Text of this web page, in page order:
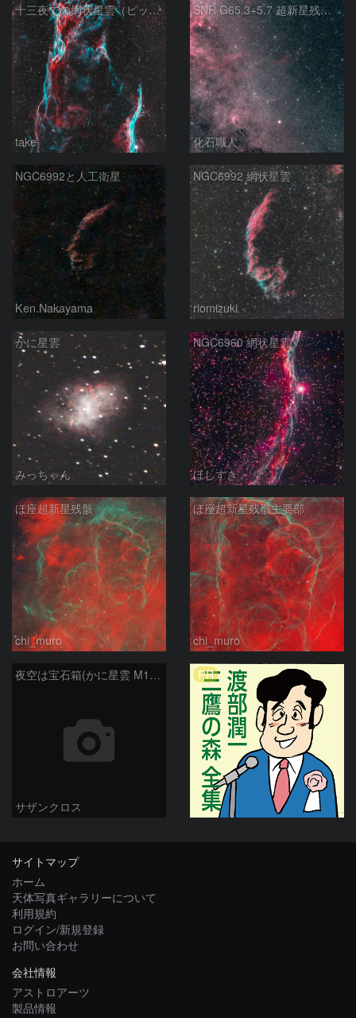
十三夜での網状星雲（ピッカリングの三角）
take
SNR G65.3+5.7 超新星残骸 アルビレオ周辺 はくちょう座
化石職人
NGC6992と人工衛星
Ken.Nakayama
NGC6992 網状星雲
riomizuki
かに星雲
みっちゃん
NGC6960 網状星雲
ほしすき
ほ座超新星残骸
chi_muro
ほ座超新星残骸主要部
chi_muro
夜空は宝石箱(かに星雲 M1) Seestar50
サザンクロス
PR
サイトマップ
ホーム
天体写真ギャラリーについて
利用規約
ログイン/新規登録
お問い合わせ
会社情報
アストロアーツ
製品情報